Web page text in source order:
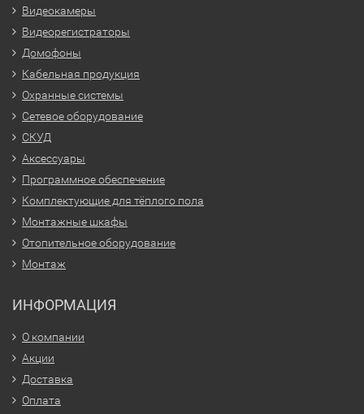
Видеокамеры
Видеорегистраторы
Домофоны
Кабельная продукция
Охранные системы
Сетевое оборудование
СКУД
Аксессуары
Программное обеспечение
Комплектующие для тёплого пола
Монтажные шкафы
Отопительное оборудование
Монтаж
ИНФОРМАЦИЯ
О компании
Акции
Доставка
Оплата